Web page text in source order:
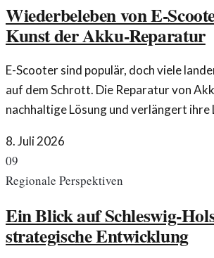
Wiederbeleben von E-
Kunst der Akku-Reparatur
E-Scooter sind populär, doch viele
auf dem Schrott. Die Reparatur von
nachhaltige Lösung und verlängert ihre
8. Juli 2026
09
Regionale Perspektiven
Ein Blick auf Schleswig-
strategische Entwicklung